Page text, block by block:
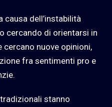
causa dell’instabilità
cercando di orientarsi in
cercano nuove opinioni,
fra sentimenti pro e
stanno